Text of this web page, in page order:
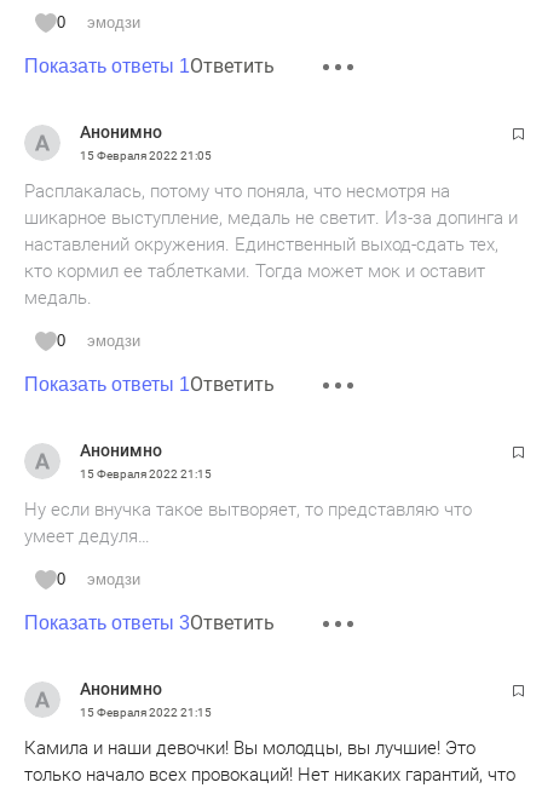
0 эмодзи
Показать ответы 1Ответить
Анонимно
15 Февраля 2022 21:05
Расплакалась, потому что поняла, что несмотря на
шикарное выступление, медаль не светит. Из-за допинга и
наставлений окружения. Единственный выход-сдать тех,
кто кормил ее таблетками. Тогда может мок и оставит
медаль.
0 эмодзи
Показать ответы 1Ответить
Анонимно
15 Февраля 2022 21:15
Ну если внучка такое вытворяет, то представляю что
умеет дедуля…
0 эмодзи
Показать ответы 3Ответить
Анонимно
15 Февраля 2022 21:15
Камила и наши девочки! Вы молодцы, вы лучшие! Это
только начало всех провокаций! Нет никаких гарантий, что